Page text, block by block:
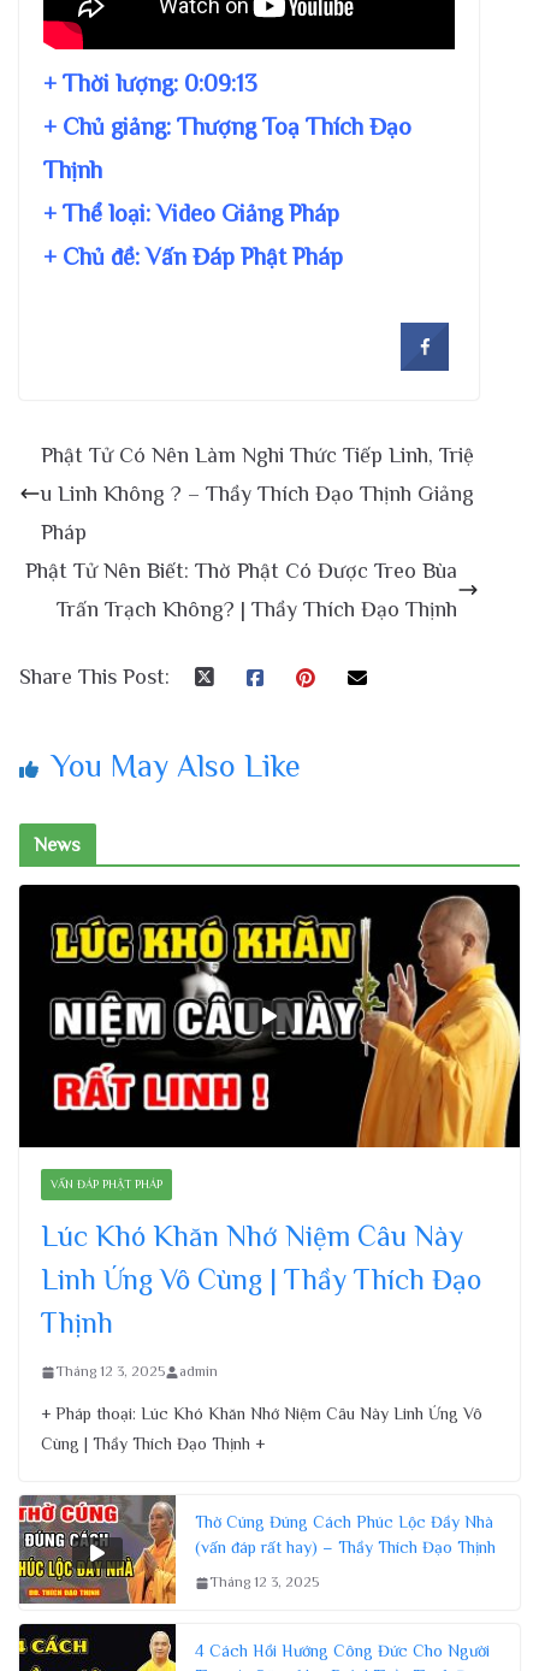
+ Thời lượng: 0:09:13
+ Chủ giảng: Thượng Toạ Thích Đạo
Thịnh
+ Thể loại: Video Giảng Pháp
+ Chủ đề:Vấn Đáp Phật Pháp
Phật Tử Có Nên Làm Nghi Thức Tiếp Linh, Triệ
u Linh Không ? – Thầy Thích Đạo Thịnh Giảng
Pháp
Phật Tử Nên Biết: Thờ Phật Có Được Treo Bùa
Trấn Trạch Không? | Thầy Thích Đạo Thịnh
Share This Post:
You May Also Like
News
VẤN ĐÁP PHẬT PHÁP
Lúc Khó Khăn Nhớ Niệm Câu Này
Linh Ứng Vô Cùng | Thầy Thích Đạo
Thịnh
Tháng 12 3, 2025 admin
+ Pháp thoại: Lúc Khó Khăn Nhớ Niệm Câu Này Linh Ứng Vô
Cùng | Thầy Thích Đạo Thịnh +
Thờ Cúng Đúng Cách Phúc Lộc Đầy Nhà
(vấn đáp rất hay) – Thầy Thích Đạo Thịnh
Tháng 12 3, 2025
4 Cách Hồi Hướng Công Đức Cho Người